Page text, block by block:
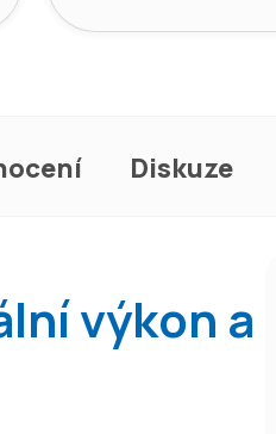
Diskuze
výkon a